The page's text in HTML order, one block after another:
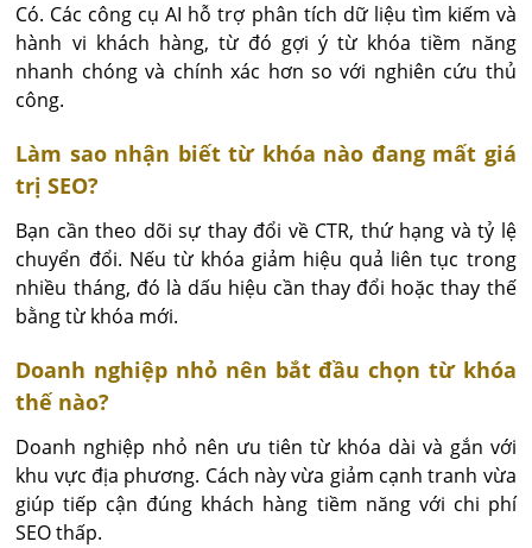
Có. Các công cụ AI hỗ trợ phân tích dữ liệu tìm kiếm và
hành vi khách hàng, từ đó gợi ý từ khóa tiềm năng
nhanh chóng và chính xác hơn so với nghiên cứu thủ
công.
Làm sao nhận biết từ khóa nào đang mất giá
trị SEO?
Bạn cần theo dõi sự thay đổi về CTR, thứ hạng và tỷ lệ
chuyển đổi. Nếu từ khóa giảm hiệu quả liên tục trong
nhiều tháng, đó là dấu hiệu cần thay đổi hoặc thay thế
bằng từ khóa mới.
Doanh nghiệp nhỏ nên bắt đầu chọn từ khóa
thế nào?
Doanh nghiệp nhỏ nên ưu tiên từ khóa dài và gắn với
khu vực địa phương. Cách này vừa giảm cạnh tranh vừa
giúp tiếp cận đúng khách hàng tiềm năng với chi phí
SEO thấp.